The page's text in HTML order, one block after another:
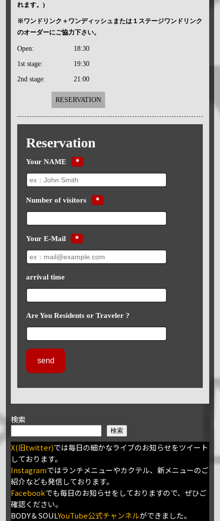
れます。)
※ワンドリンク＋ワンディッシュまたは１ステージワンドリンク
のオーダーにご協力下さい。
Open: 18:30
1st stage: 19:30
2nd stage: 21:00
RESERVATION
Reservation
Your NAME ＊
Number of visitors ＊
Your E-Mail ＊
arrival time
Are You Residents or Traveler ?
検索
検索
X(旧twitter)では毎日の細かなライブのお知らせをツイート
しております。
Instagramではランチメニューやカクテル、新メニューのご
紹介なども発信しております。
Facebookでも毎日のお知らせをしておりますので、ぜひご
確認ください。
BODY＆SOULYouTube公式チャンネルができました。